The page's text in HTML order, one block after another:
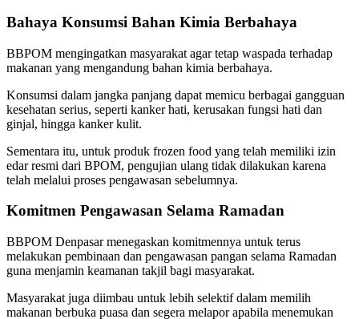
Bahaya Konsumsi Bahan Kimia Berbahaya
BBPOM mengingatkan masyarakat agar tetap waspada terhadap
makanan yang mengandung bahan kimia berbahaya.
Konsumsi dalam jangka panjang dapat memicu berbagai gangguan
kesehatan serius, seperti kanker hati, kerusakan fungsi hati dan
ginjal, hingga kanker kulit.
Sementara itu, untuk produk frozen food yang telah memiliki izin
edar resmi dari BPOM, pengujian ulang tidak dilakukan karena
telah melalui proses pengawasan sebelumnya.
Komitmen Pengawasan Selama Ramadan
BBPOM Denpasar menegaskan komitmennya untuk terus
melakukan pembinaan dan pengawasan pangan selama Ramadan
guna menjamin keamanan takjil bagi masyarakat.
Masyarakat juga diimbau untuk lebih selektif dalam memilih
makanan berbuka puasa dan segera melapor apabila menemukan